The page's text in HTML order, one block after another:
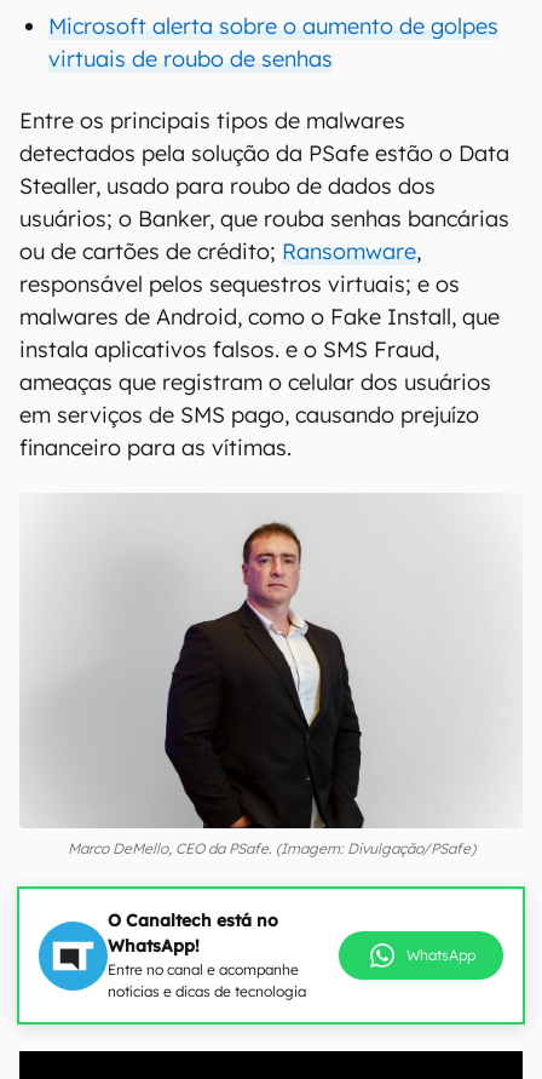
Microsoft alerta sobre o aumento de golpes
virtuais de roubo de senhas
Entre os principais tipos de malwares
detectados pela solução da PSafe estão o Data
Stealler, usado para roubo de dados dos
usuários; o Banker, que rouba senhas bancárias
ou de cartões de crédito; Ransomware,
responsável pelos sequestros virtuais; e os
malwares de Android, como o Fake Install, que
instala aplicativos falsos. e o SMS Fraud,
ameaças que registram o celular dos usuários
em serviços de SMS pago, causando prejuízo
financeiro para as vítimas.
Marco DeMello, CEO da PSafe. (Imagem: Divulgação/PSafe)
O Canaltech está no
WhatsApp!
Entre no canal e acompanhe
notícias e dicas de tecnologia
WhatsApp